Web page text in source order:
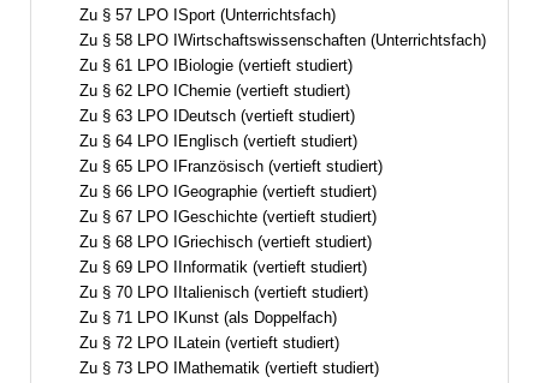
Zu § 57 LPO ISport (Unterrichtsfach)
Zu § 58 LPO IWirtschaftswissenschaften (Unterrichtsfach)
Zu § 61 LPO IBiologie (vertieft studiert)
Zu § 62 LPO IChemie (vertieft studiert)
Zu § 63 LPO IDeutsch (vertieft studiert)
Zu § 64 LPO IEnglisch (vertieft studiert)
Zu § 65 LPO IFranzösisch (vertieft studiert)
Zu § 66 LPO IGeographie (vertieft studiert)
Zu § 67 LPO IGeschichte (vertieft studiert)
Zu § 68 LPO IGriechisch (vertieft studiert)
Zu § 69 LPO IInformatik (vertieft studiert)
Zu § 70 LPO IItalienisch (vertieft studiert)
Zu § 71 LPO IKunst (als Doppelfach)
Zu § 72 LPO ILatein (vertieft studiert)
Zu § 73 LPO IMathematik (vertieft studiert)